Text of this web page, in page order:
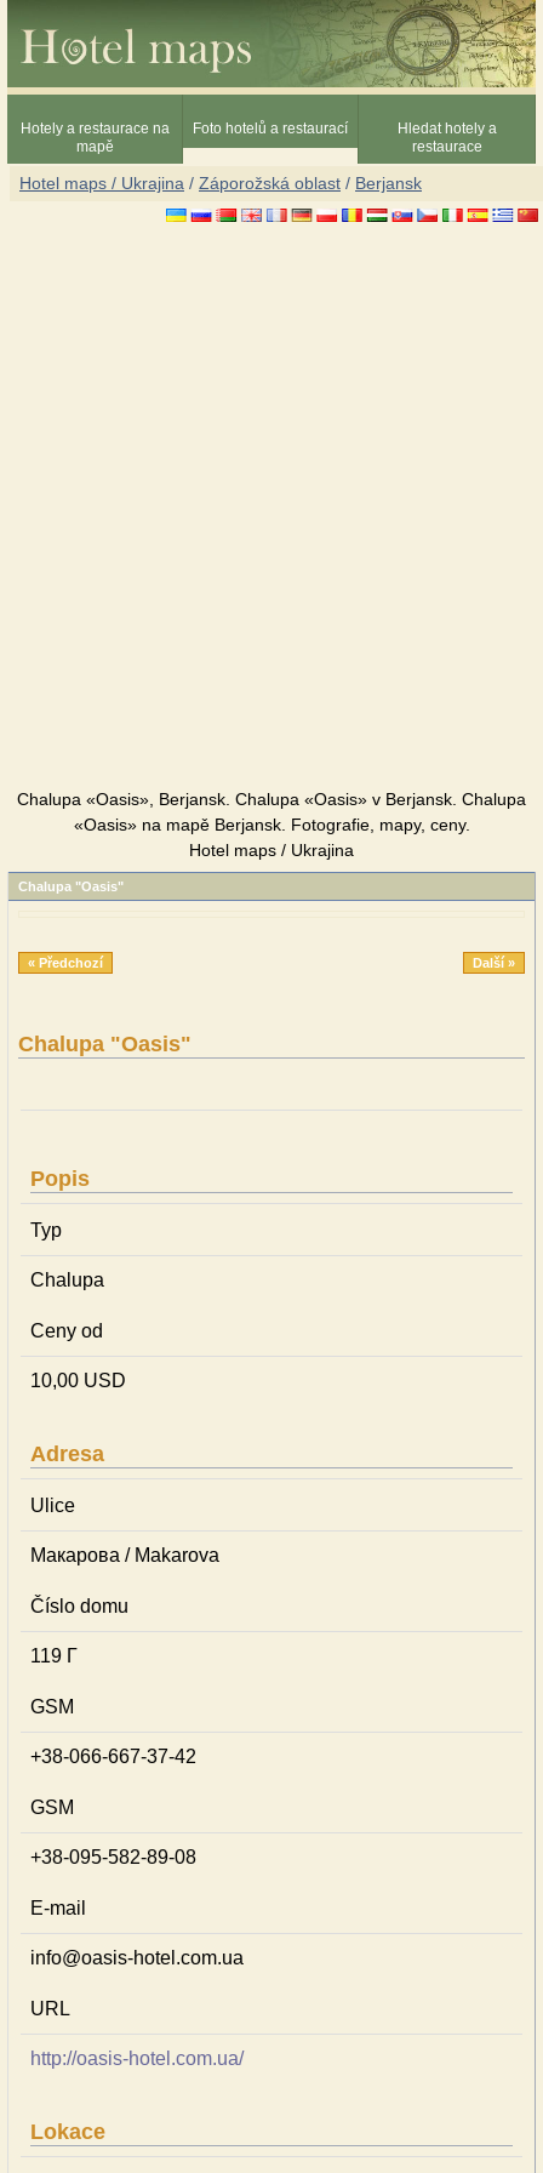
Hotely a restaurace na
mapě
Foto hotelů a restaurací
Hledat hotely a
restaurace
Hotel maps / Ukrajina / Záporožská oblast / Berjansk
Chalupa «Oasis», Berjansk. Chalupa «Oasis» v Berjansk. Chalupa
«Oasis» na mapě Berjansk. Fotografie, mapy, ceny.
Hotel maps / Ukrajina
Chalupa "Oasis"
« Předchozí Další »
Chalupa "Oasis"
Popis
Typ
Chalupa
Ceny od
10,00 USD
Adresa
Ulice
Макарова / Makarova
Číslo domu
119 Г
GSM
+38-066-667-37-42
GSM
+38-095-582-89-08
E-mail
info@oasis-hotel.com.ua
URL
http://oasis-hotel.com.ua/
Lokace